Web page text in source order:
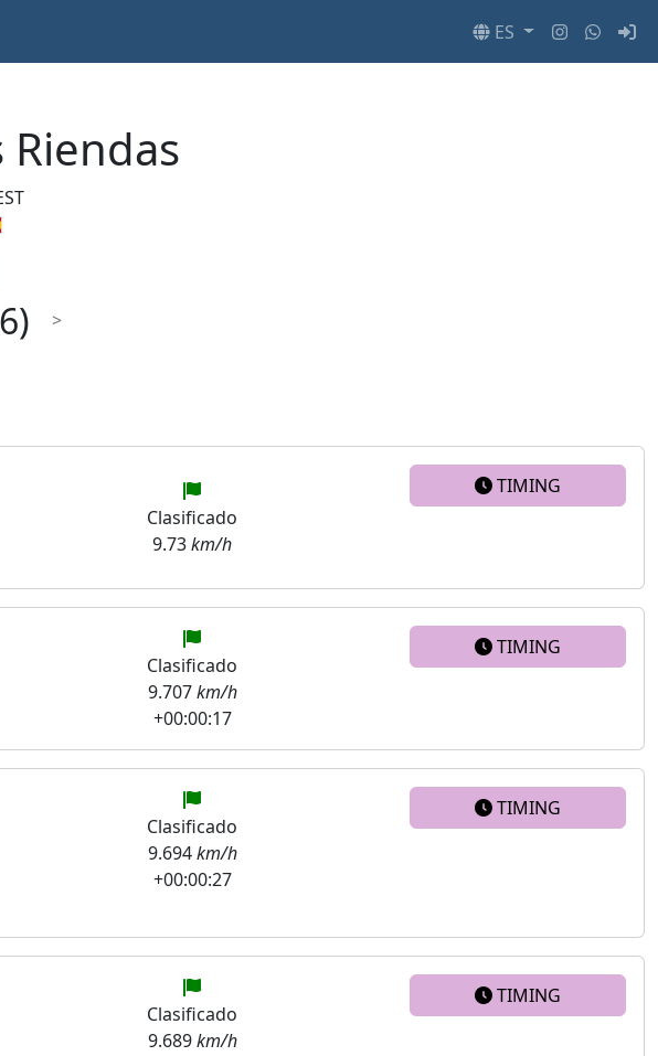
ES
Riendas
>
Clasificado
9.73km/h
TIMING
Clasificado
9.707km/h
+00:00:17
TIMING
Clasificado
9.694km/h
+00:00:27
TIMING
Clasificado
9.689km/h
TIMING